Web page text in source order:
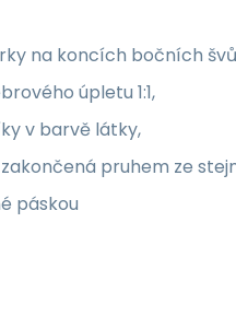
na koncích bočních
úpletu 1:1,
v barvě látky,
pruhem ze
páskou